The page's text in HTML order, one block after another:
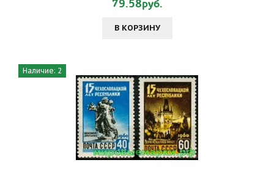
79.58руб.
В КОРЗИНУ
Наличие: 2